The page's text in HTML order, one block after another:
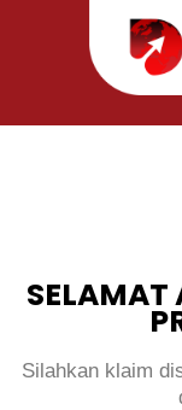
Silahkan klaim